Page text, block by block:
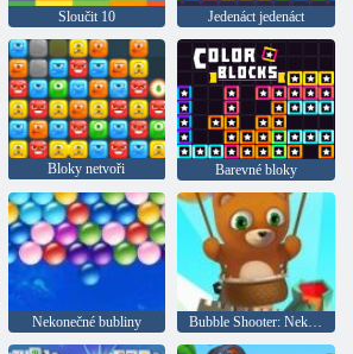
Sloučit 10 Jedenáct jedenáct
Bloky netvoři Barevné bloky
Nekonečné bubliny